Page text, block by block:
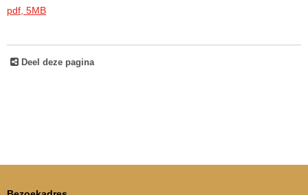
pdf, 5MB
Deel deze pagina